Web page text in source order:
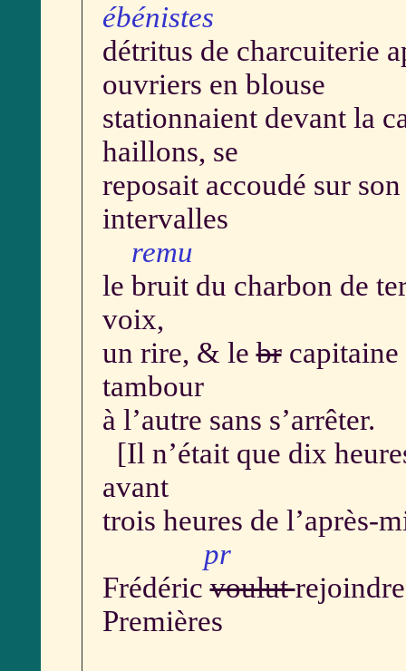
ébénistes
détritus de charcuiterie
ouvriers en blouse
stationnaient devant la
haillons, se
reposait accoudé sur
intervalles
remu
le bruit du charbon de
voix,
un rire, & lebrcapitaine
tambour
à l’autre sans s’arrêter.
[Il n’était que dix
avant
trois heures de l’après-
pr
Frédéricvoulut
Premières